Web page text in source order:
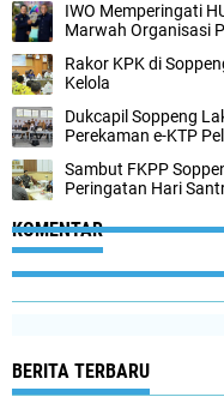
IWO Memperingati
Marwah Organisasi
Rakor KPK di
Kelola
Dukcapil Soppeng
Perekaman e-KTP
Sambut FKPP
Peringatan Hari
KOMENTAR
BERITA TERBARU